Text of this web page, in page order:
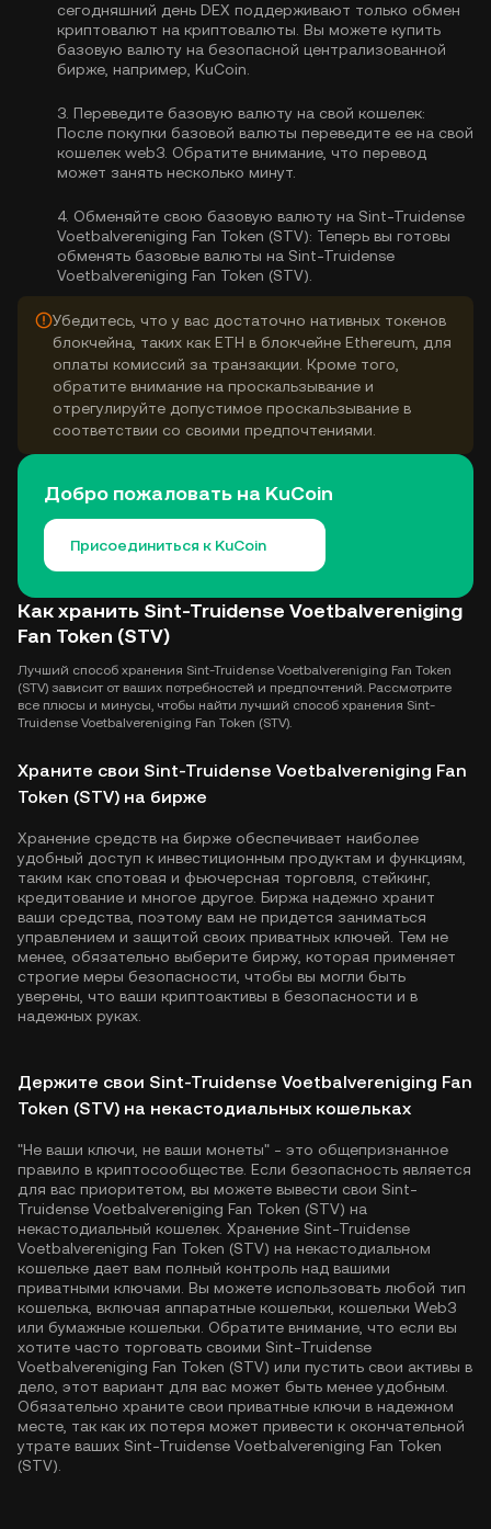
сегодняшний день DEX поддерживают только обмен
криптовалют на криптовалюты. Вы можете купить
базовую валюту на безопасной централизованной
бирже, например, KuCoin.
3. Переведите базовую валюту на свой кошелек:
После покупки базовой валюты переведите ее на свой
кошелек web3. Обратите внимание, что перевод
может занять несколько минут.
4. Обменяйте свою базовую валюту на Sint-Truidense
Voetbalvereniging Fan Token (STV): Теперь вы готовы
обменять базовые валюты на Sint-Truidense
Voetbalvereniging Fan Token (STV).
Убедитесь, что у вас достаточно нативных токенов
блокчейна, таких как ETH в блокчейне Ethereum, для
оплаты комиссий за транзакции. Кроме того,
обратите внимание на проскальзывание и
отрегулируйте допустимое проскальзывание в
соответствии со своими предпочтениями.
Добро пожаловать на KuCoin
Присоединиться к KuCoin
Как хранить Sint-Truidense Voetbalvereniging
Fan Token (STV)
Лучший способ хранения Sint-Truidense Voetbalvereniging Fan Token
(STV) зависит от ваших потребностей и предпочтений. Рассмотрите
все плюсы и минусы, чтобы найти лучший способ хранения Sint-
Truidense Voetbalvereniging Fan Token (STV).
Храните свои Sint-Truidense Voetbalvereniging Fan
Token (STV) на бирже
Хранение средств на бирже обеспечивает наиболее
удобный доступ к инвестиционным продуктам и функциям,
таким как спотовая и фьючерсная торговля, стейкинг,
кредитование и многое другое. Биржа надежно хранит
ваши средства, поэтому вам не придется заниматься
управлением и защитой своих приватных ключей. Тем не
менее, обязательно выберите биржу, которая применяет
строгие меры безопасности, чтобы вы могли быть
уверены, что ваши криптоактивы в безопасности и в
надежных руках.
Держите свои Sint-Truidense Voetbalvereniging Fan
Token (STV) на некастодиальных кошельках
"Не ваши ключи, не ваши монеты" - это общепризнанное
правило в криптосообществе. Если безопасность является
для вас приоритетом, вы можете вывести свои Sint-
Truidense Voetbalvereniging Fan Token (STV) на
некастодиальный кошелек. Хранение Sint-Truidense
Voetbalvereniging Fan Token (STV) на некастодиальном
кошельке дает вам полный контроль над вашими
приватными ключами. Вы можете использовать любой тип
кошелька, включая аппаратные кошельки, кошельки Web3
или бумажные кошельки. Обратите внимание, что если вы
хотите часто торговать своими Sint-Truidense
Voetbalvereniging Fan Token (STV) или пустить свои активы в
дело, этот вариант для вас может быть менее удобным.
Обязательно храните свои приватные ключи в надежном
месте, так как их потеря может привести к окончательной
утрате ваших Sint-Truidense Voetbalvereniging Fan Token
(STV).